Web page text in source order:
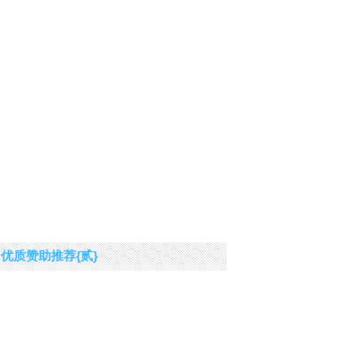
优质赞助推荐{贰}